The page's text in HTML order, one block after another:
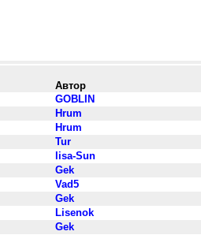
Автор
GOBLIN
Hrum
Hrum
Tur
lisa-Sun
Gek
Vad5
Gek
Lisenok
Gek